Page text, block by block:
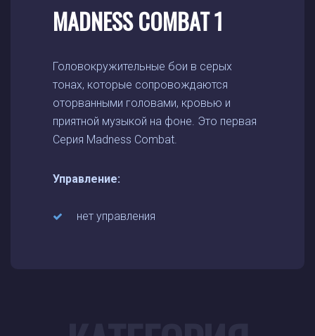
MADNESS COMBAT 1
Головокружительные бои в серых
тонах, которые сопровождаются
оторванными головами, кровью и
приятной музыкой на фоне. Это первая
Серия Madness Combat.
Управление:
нет управления